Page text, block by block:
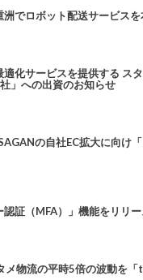
でロボット配送サービス
適化サービスを提供する ス
」への出資のお知らせ
の自社EC拡大に向け
認証（MFA）」機能をリリー
メ物流の平時5倍の波動を